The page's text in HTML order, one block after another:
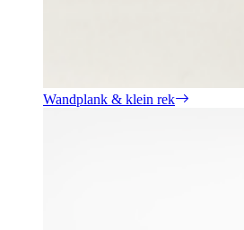
Wandplank & klein rek